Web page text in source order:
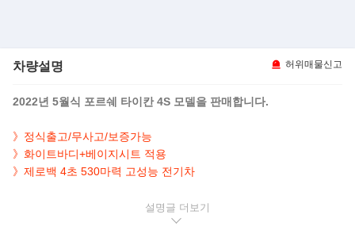
차량설명 허위매물신고
2022년 5월식 포르쉐 타이칸 4S 모델을 판매합니다.
》정식출고/무사고/보증가능
》화이트바디+베이지시트 적용
》제로백 4초 530마력 고성능 전기차
설명글